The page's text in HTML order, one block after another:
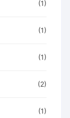
(1)
(1)
(1)
(2)
(1)